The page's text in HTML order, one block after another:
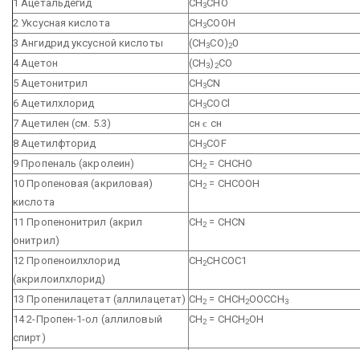
1 Ацетальдегид СН3СНО
2 Уксусная кислота
СН3СООН
3 Ангидрид уксусной кислоты
(СН3СО)20
4 Ацетон
(СН3)2СО
5 Ацетонитрил
CH3CN
6 Ацетилхлорид
СН3СОСl
7 Ацетилен (см. 5.3)
снє сн
8 Ацетилфторид
CH3COF
9 Пропеналь (акролеин)
СН2 = СНСНО
10 Пропеновая (акриловая)
кислота
СН2 = СНСООН
11 Пропенонитрил (акрил
онитрил)
СН2 = CHCN
12 Пропеноилхлорид
(акрилоилхлорид)
СН2СНСОС1
13 Пропенилацетат (аллилацетат) СН2 = СНСН2ООССН3
14 2-Пропен-1-ол (аллиловый
спирт)
СН2 = СНСН2ОН